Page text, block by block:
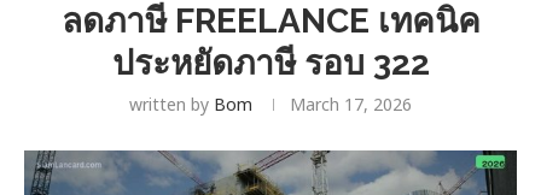
ลดภาษี FREELANCE เทคนิค
ประหยัดภาษี รอบ 322
written by Bom March 17, 2026